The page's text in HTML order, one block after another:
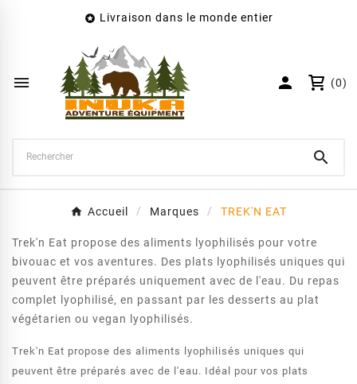
 Livraison dans le monde entier
  (0)

Accueil Marques TREK'N EAT
Trek'n Eat propose des aliments lyophilisés pour votre
bivouac et vos aventures. Des plats lyophilisés uniques qui
peuvent être préparés uniquement avec de l'eau. Du repas
complet lyophilisé, en passant par les desserts au plat
végétarien ou vegan lyophilisés.
Trek'n Eat propose des aliments lyophilisés uniques qui
peuvent être préparés avec de l'eau. Idéal pour vos plats
Nom de la liste d'envies